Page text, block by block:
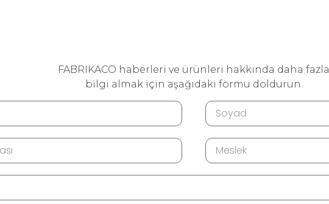
FABRIKACO haberleri ve ürünleri hakkında daha fazla
bilgi almak için aşağıdaki formu doldurun.